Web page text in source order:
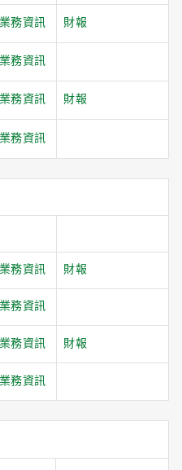
務資訊 財報
務資訊
務資訊 財報
務資訊
務資訊 財報
務資訊
務資訊 財報
務資訊